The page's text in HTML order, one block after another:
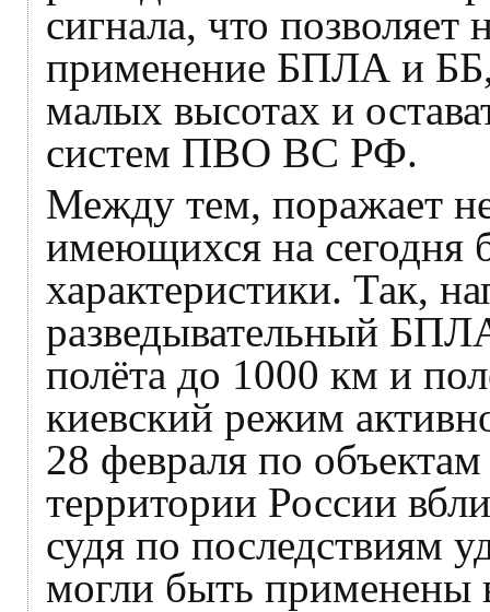
сигнала, что позволяет
применение БПЛА и
малых высотах и
систем ПВО ВС РФ.
Между тем, поражает
имеющихся на сегодня
характеристики. Так,
разведывательный
полёта до 1000 км и
киевский режим
28 февраля по
территории России
судя по последствиям
могли быть применены